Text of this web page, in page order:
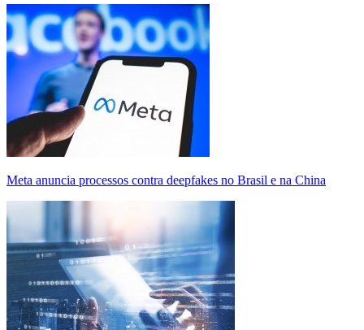
Meta anuncia processos contra deepfakes no Brasil e na China